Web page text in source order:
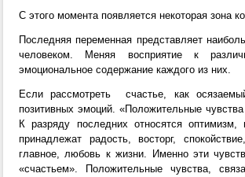
С этого момента появляется некоторая зона
Последняя переменная представляет
человеком. Меняя восприятие к
эмоциональное содержание каждого из них.
Если рассмотреть счастье, как
позитивных эмоций. «Положительные
К разряду последних относятся
принадлежат радость, восторг,
главное, любовь к жизни. Именно эти
«счастьем». Положительные чувства,